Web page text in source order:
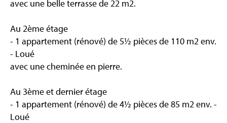
avec une belle terrasse de 22 m2.
Au 2ème étage
- 1 appartement (rénové) de 5½ pièces de 110 m2 env.
- Loué
avec une cheminée en pierre.
Au 3ème et dernier étage
- 1 appartement (rénové) de 4½ pièces de 85 m2 env. -
Loué